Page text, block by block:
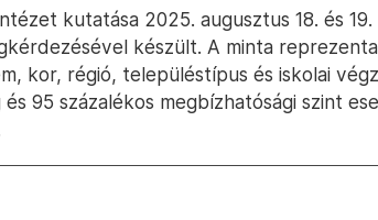
kutatása 2025. augusztus 18. és
készült. A minta
kor, régió, településtípus és iskolai
és 95 százalékos megbízhatósági szint